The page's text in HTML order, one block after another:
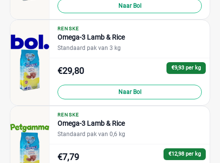
Naar Bol
RENSKE
Omega-3 Lamb & Rice
Standaard pak van 3 kg
€9,93 per kg
€29,80
Naar Bol
RENSKE
Omega-3 Lamb & Rice
Standaard pak van 0,6 kg
€12,98 per kg
€7,79